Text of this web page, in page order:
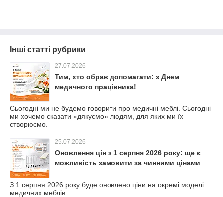
Інші статті рубрики
27.07.2026
Тим, хто обрав допомагати: з Днем
медичного працівника!
Сьогодні ми не будемо говорити про медичні меблі. Сьогодні
ми хочемо сказати «дякуємо» людям, для яких ми їх
створюємо.
25.07.2026
Оновлення цін з 1 серпня 2026 року: ще є
можливість замовити за чинними цінами
З 1 серпня 2026 року буде оновлено ціни на окремі моделі
медичних меблів.